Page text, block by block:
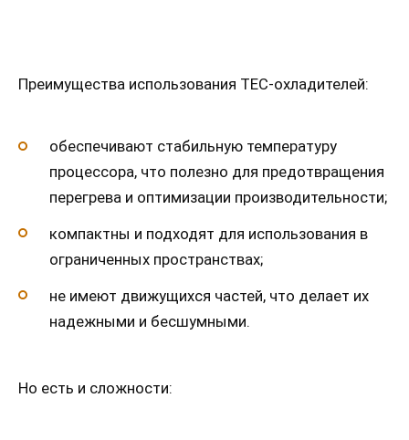
Преимущества использования TEC-охладителей:
обеспечивают стабильную температуру
процессора, что полезно для предотвращения
перегрева и оптимизации производительности;
компактны и подходят для использования в
ограниченных пространствах;
не имеют движущихся частей, что делает их
надежными и бесшумными.
Но есть и сложности: